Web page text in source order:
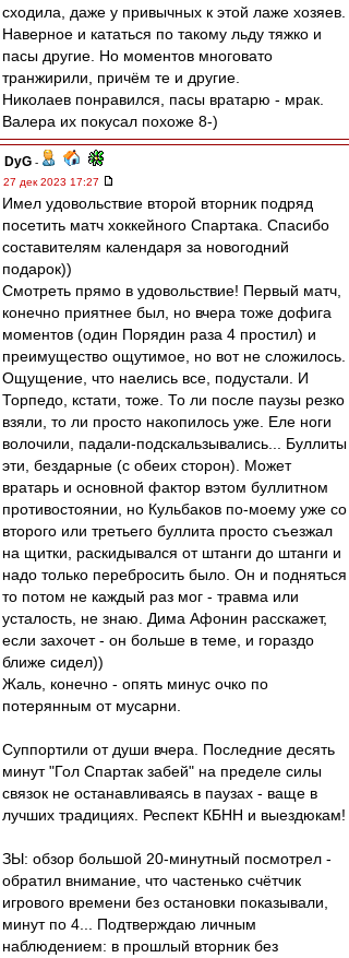
сходила, даже у привычных к этой лаже хозяев.
Наверное и кататься по такому льду тяжко и
пасы другие. Но моментов многовато
транжирили, причём те и другие.
Николаев понравился, пасы вратарю - мрак.
Валера их покусал похоже 8-)
DyG -
27 дек 2023 17:27
Имел удовольствие второй вторник подряд
посетить матч хоккейного Спартака. Спасибо
составителям календаря за новогодний
подарок))
Смотреть прямо в удовольствие! Первый матч,
конечно приятнее был, но вчера тоже дофига
моментов (один Порядин раза 4 простил) и
преимущество ощутимое, но вот не сложилось.
Ощущение, что наелись все, подустали. И
Торпедо, кстати, тоже. То ли после паузы резко
взяли, то ли просто накопилось уже. Еле ноги
волочили, падали-подскальзывались... Буллиты
эти, бездарные (с обеих сторон). Может
вратарь и основной фактор вэтом буллитном
противостоянии, но Кульбаков по-моему уже со
второго или третьего буллита просто съезжал
на щитки, раскидывался от штанги до штанги и
надо только перебросить было. Он и подняться
то потом не каждый раз мог - травма или
усталость, не знаю. Дима Афонин расскажет,
если захочет - он больше в теме, и гораздо
ближе сидел))
Жаль, конечно - опять минус очко по
потерянным от мусарни.
Суппортили от души вчера. Последние десять
минут "Гол Спартак забей" на пределе силы
связок не останавливаясь в паузах - ваще в
лучших традициях. Респект КБНН и выездюкам!
ЗЫ: обзор большой 20-минутный посмотрел -
обратил внимание, что частенько счётчик
игрового времени без остановки показывали,
минут по 4... Подтверждаю личным
наблюдением: в прошлый вторник без